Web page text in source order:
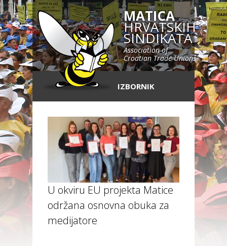
MATICA
HRVATSKIH
SINDIKATA
Association of
Croatian Trade Unions
IZBORNIK
U okviru EU projekta Matice
održana osnovna obuka za
medijatore